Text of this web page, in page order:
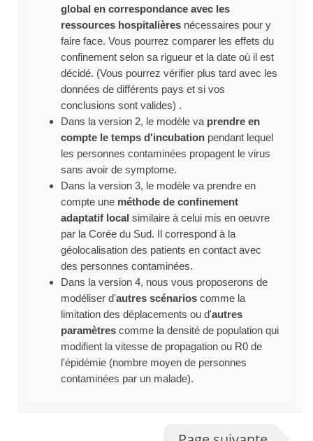
global en correspondance avec les
ressources hospitalières nécessaires pour y
faire face. Vous pourrez comparer les effets du
confinement selon sa rigueur et la date où il est
décidé. (Vous pourrez vérifier plus tard avec les
données de différents pays et si vos
conclusions sont valides) .
Dans la version 2, le modèle va prendre en
compte le temps d'incubation pendant lequel
les personnes contaminées propagent le virus
sans avoir de symptome.
Dans la version 3, le modèle va prendre en
compte une méthode de confinement
adaptatif local similaire à celui mis en oeuvre
par la Corée du Sud. Il correspond à la
géolocalisation des patients en contact avec
des personnes contaminées.
Dans la version 4, nous vous proposerons de
modéliser d'autres scénarios comme la
limitation des déplacements ou d'autres
paramètres comme la densité de population qui
modifient la vitesse de propagation ou R0 de
l'épidémie (nombre moyen de personnes
contaminées par un malade).